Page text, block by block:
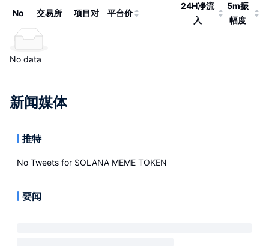
No 交易所 项目对 平台价
24H净流
入
5m振
幅度
No data
新闻媒体
推特
No Tweets for SOLANA MEME TOKEN
要闻